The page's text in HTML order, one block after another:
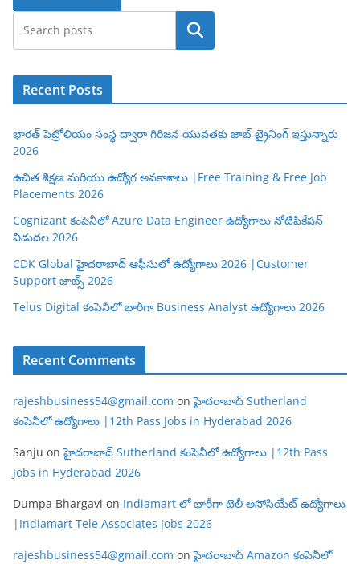
Search
Recent Posts
భారత్ పెట్రోలియం సంస్థ ద్వారా గిరిజన యువతకు జాబ్ ట్రైనింగ్ ఇస్తున్నారు
2026
ఉచిత శిక్షణ మరియు ఉద్యోగ అవకాశాలు |Free Training & Free Job
Placements 2026
Cognizant కంపెనీలో Azure Data Engineer ఉద్యోగాలు నోటిఫికేషన్
విడుదల 2026
CDK Global హైదరాబాద్ ఆఫీసులో ఉద్యోగాలు 2026 |Customer
Support జాబ్స్ 2026
Telus Digital కంపెనీలో భారీగా Business Analyst ఉద్యోగాలు 2026
Recent Comments
rajeshbusiness54@gmail.com onహైదరాబాద్ Sutherland
కంపెనీలో ఉద్యోగాలు |12th Pass Jobs in Hyderabad 2026
Sanju onహైదరాబాద్ Sutherland కంపెనీలో ఉద్యోగాలు |12th Pass
Jobs in Hyderabad 2026
Dumpa Bhargavi on Indiamart లో భారీగా టెలీ అసోసియేట్ ఉద్యోగాలు
|Indiamart Tele Associates Jobs 2026
rajeshbusiness54@gmail.com onహైదరాబాద్ Amazon కంపెనీలో